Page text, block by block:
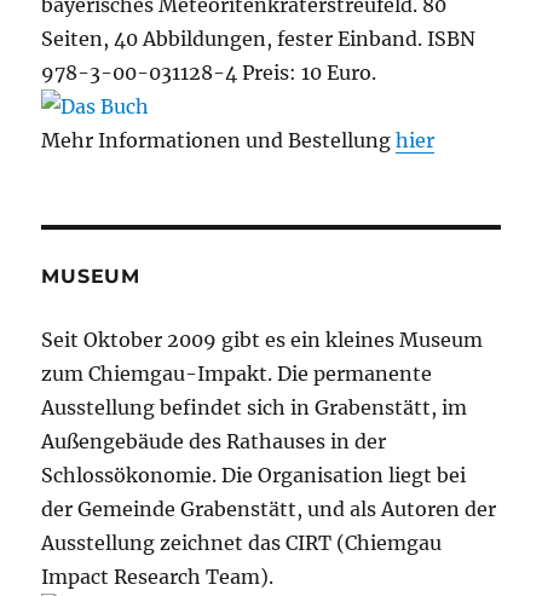
bayerisches Meteoritenkraterstreufeld. 80
Seiten, 40 Abbildungen, fester Einband. ISBN
978-3-00-031128-4 Preis: 10 Euro.
Mehr Informationen und Bestellunghier
MUSEUM
Seit Oktober 2009 gibt es ein kleines Museum
zum Chiemgau-Impakt. Die permanente
Ausstellung befindet sich in Grabenstätt, im
Außengebäude des Rathauses in der
Schlossökonomie. Die Organisation liegt bei
der Gemeinde Grabenstätt, und als Autoren der
Ausstellung zeichnet das CIRT (Chiemgau
Impact Research Team).